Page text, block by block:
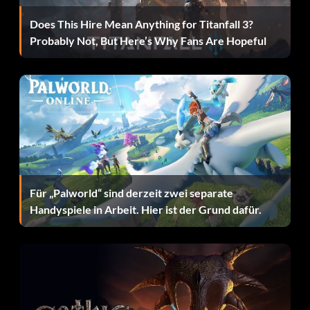
Belohnung: 50 Punkte
I Heart NY
Belohnung: 50 Punkte
Zielsetzung: Stufe 10 abschließen
Von Küste zu Küste
Zielsetzung: Schließe The Run auf beliebiger
Schwierigkeit ab.
Does This Hire Mean Anything for Titanfall 3?
Probably Not, But Here’s Why Fans Are Hopeful
Für „Palworld“ sind derzeit zwei separate
Handyspiele in Arbeit. Hier ist der Grund dafür.